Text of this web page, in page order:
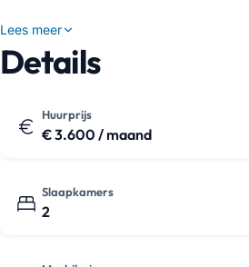
het dag…
Lees meer
Details
Huurprijs
€ 3.600 / maand
Slaapkamers
2